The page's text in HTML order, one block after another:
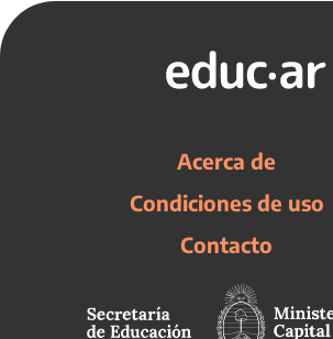
Acerca de
Condiciones de uso
Contacto